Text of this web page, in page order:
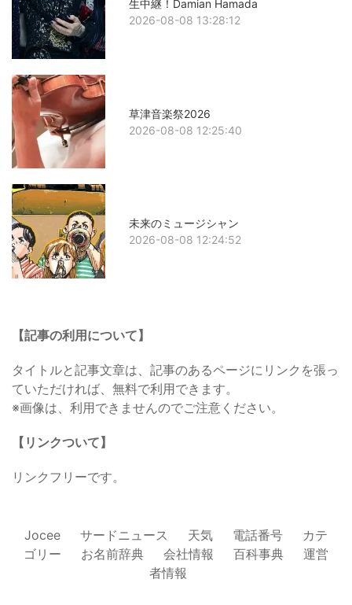
生中継！Damian Hamada
2026-08-08 13:28:12
草津音楽祭2026
2026-08-08 12:25:40
未来のミュージシャン
2026-08-08 12:24:52
【記事の利用について】
タイトルと記事文章は、記事のあるページにリンクを張っ
ていただければ、無料で利用できます。
※画像は、利用できませんのでご注意ください。
【リンクついて】
リンクフリーです。
Jocee サードニュース 天気 電話番号
カテ
ゴリー
お名前辞典 会社情報 百科事典
運営
者情報